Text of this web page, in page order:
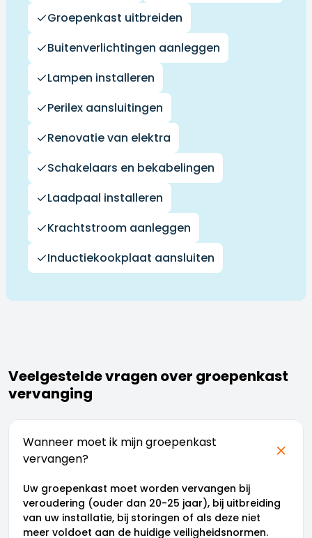
Groepenkast uitbreiden
Buitenverlichtingen aanleggen
Lampen installeren
Perilex aansluitingen
Renovatie van elektra
Schakelaars en bekabelingen
Laadpaal installeren
Krachtstroom aanleggen
Inductiekookplaat aansluiten
Veelgestelde vragen over groepenkast
vervanging
Wanneer moet ik mijn groepenkast
vervangen?
Uw groepenkast moet worden vervangen bij
veroudering (ouder dan 20-25 jaar), bij uitbreiding
van uw installatie, bij storingen of als deze niet
meer voldoet aan de huidige veiligheidsnormen.